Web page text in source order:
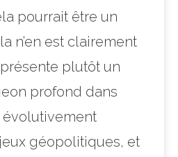
pourrait être un
n’en est clairement
plutôt un
profond dans
géopolitiques, et